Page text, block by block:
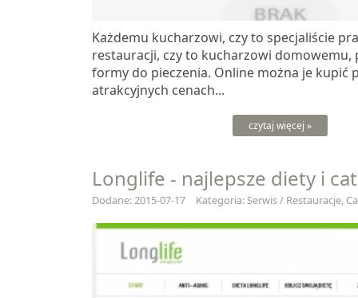
Każdemu kucharzowi, czy to specjaliście
restauracji, czy to kucharzowi domowemu,
formy do pieczenia. Online można je kupić
atrakcyjnych cenach...
czytaj więcej »
Longlife - najlepsze diety i
Dodane: 2015-07-17 Kategoria: Serwis / Restauracje,